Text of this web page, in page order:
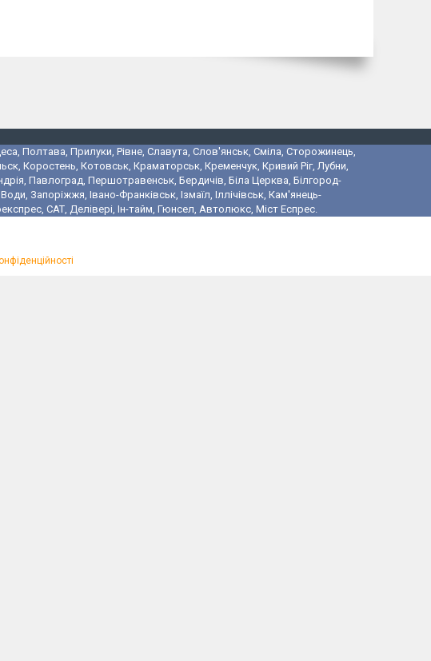
Полтава, Прилуки, Рівне, Славута, Слов'янськ, Сміла, Сторожинець,
Коростень, Котовськ, Краматорськ, Кременчук, Кривий Ріг, Лубни,
Павлоград, Першотравенськ, Бердичів, Біла Церква, Білгород-
Запоріжжя, Івано-Франківськ, Ізмаїл, Іллічівськ, Кам'янець-
САТ, Делівері, Ін-тайм, Гюнсел, Автолюкс, Міст Еспрес.